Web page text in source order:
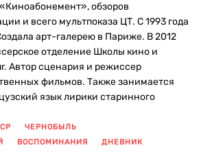
обзоров
и всего мультпоказа ЦТ. С 1993 года
арт-галерею в Париже. В 2012
отделение Школы кино и
Автор сценария и режиссер
фильмов. Также занимается
язык лирики старинного
ЧЕРНОБЫЛЬ
ВОСПОМИНАНИЯ
ДНЕВНИК